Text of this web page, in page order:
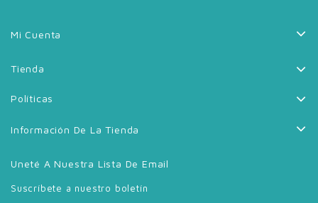
Mi Cuenta
Tienda
Políticas
Información De La Tienda
Uneté A Nuestra Lista De Email
Suscríbete a nuestro boletín